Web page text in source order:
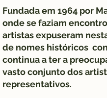
Fundada em 1964 por
onde se faziam
artistas expuseram
de nomes históricos
continua a ter a
vasto conjunto dos
representativos.